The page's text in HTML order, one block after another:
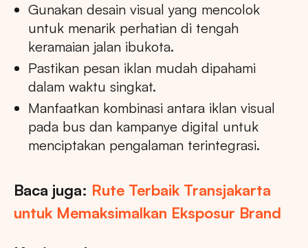
Gunakan desain visual yang mencolok
untuk menarik perhatian di tengah
keramaian jalan ibukota.
Pastikan pesan iklan mudah dipahami
dalam waktu singkat.
Manfaatkan kombinasi antara iklan visual
pada bus dan kampanye digital untuk
menciptakan pengalaman terintegrasi.
Baca juga: Rute Terbaik Transjakarta
untuk Memaksimalkan Eksposur Brand